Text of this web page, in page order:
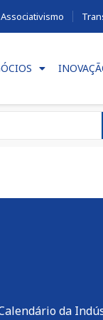
Associativismo
da